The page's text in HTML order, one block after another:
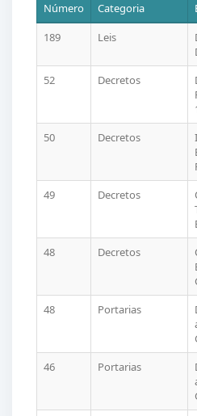
Número Categoria
189
Leis
52
Decretos
50
Decretos
49
Decretos
48
Decretos
48
Portarias
46
Portarias